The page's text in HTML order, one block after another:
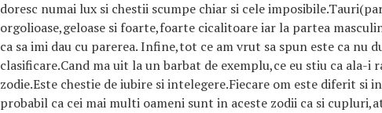
doresc numai lux si chestii scumpe chiar si cele
orgolioase,geloase si foarte,foarte cicalitoare iar la partea
ca sa imi dau cu parerea. Infine,tot ce am vrut sa spun este ca nu
clasificare.Cand ma uit la un barbat de exemplu,ce eu stiu ca ala-i
zodie.Este chestie de iubire si intelegere.Fiecare om este diferit si
probabil ca cei mai multi oameni sunt in aceste zodii ca si